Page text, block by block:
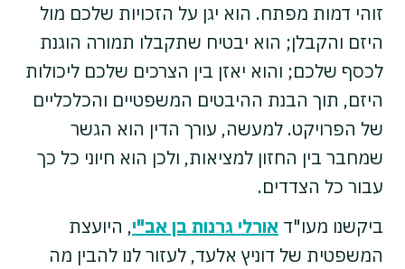
זוהי דמות מפתח. הוא יגן על הזכויות שלכם מול
היזם והקבלן; הוא יבטיח שתקבלו תמורה הוגנת
לכסף שלכם; והוא יאזן בין הצרכים שלכם ליכולות
היזם, תוך הבנת ההיבטים המשפטיים והכלכליים
של הפרויקט. למעשה, עורך הדין הוא הגשר
שמחבר בין החזון למציאות, ולכן הוא חיוני כל כך
עבור כל הצדדים.
ביקשנו מעו"ד אורלי גרנות בן אב"י, היועצת
המשפטית של דוניץ אלעד, לעזור לנו להבין מה